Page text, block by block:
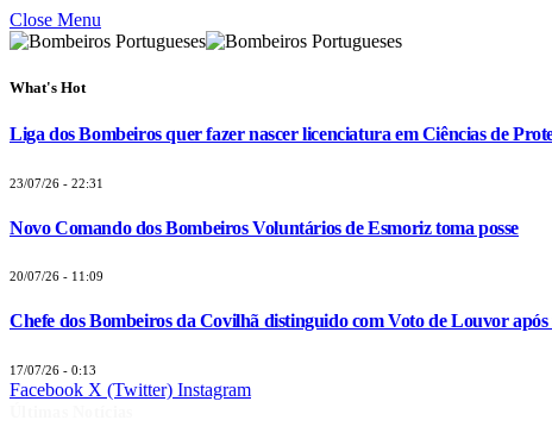
Close Menu
What's Hot
Liga dos Bombeiros quer fazer nascer licenciatura em Ciências de
23/07/26 - 22:31
Novo Comando dos Bombeiros Voluntários de Esmoriz toma posse
20/07/26 - 11:09
Chefe dos Bombeiros da Covilhã distinguido com Voto de Louvor
17/07/26 - 0:13
Facebook X (Twitter) Instagram